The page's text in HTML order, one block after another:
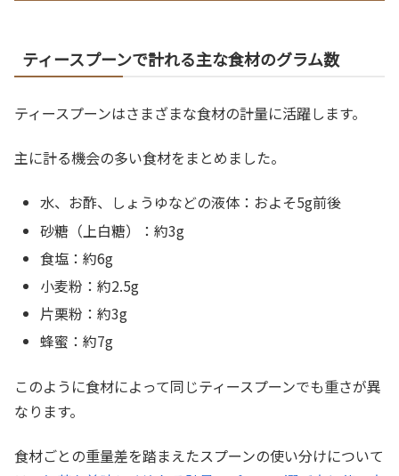
ティースプーンで計れる主な食材のグラム数
ティースプーンはさまざまな食材の計量に活躍します。
主に計る機会の多い食材をまとめました。
水、お酢、しょうゆなどの液体：およそ5g前後
砂糖（上白糖）：約3g
食塩：約6g
小麦粉：約2.5g
片栗粉：約3g
蜂蜜：約7g
このように食材によって同じティースプーンでも重さが異
なります。
食材ごとの重量差を踏まえたスプーンの使い分けについて